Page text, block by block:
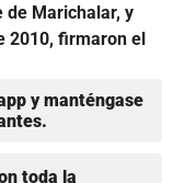
de Marichalar, y
2010, firmaron el
y manténgase
toda la